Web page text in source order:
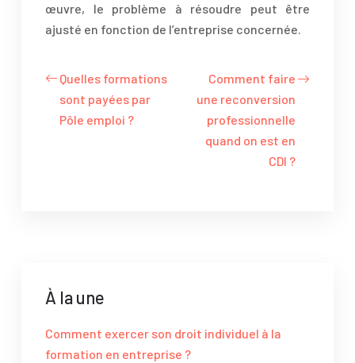
œuvre, le problème à résoudre peut être
ajusté en fonction de l’entreprise concernée.
Quelles formations
sont payées par
Pôle emploi ?
Comment faire
une reconversion
professionnelle
quand on est en
CDI ?
À la une
Comment exercer son droit individuel à la
formation en entreprise ?